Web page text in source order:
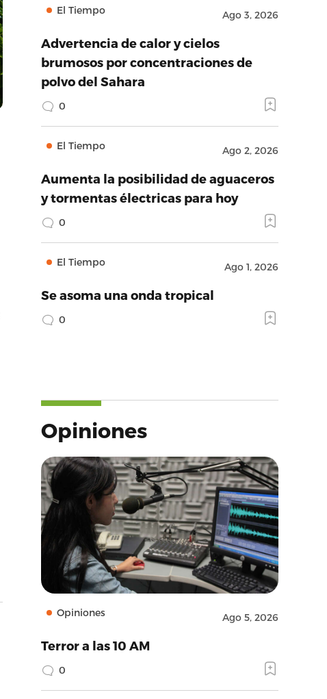
El Tiempo Ago 3, 2026
Advertencia de calor y cielos
brumosos por concentraciones de
polvo del Sahara
0
El Tiempo Ago 2, 2026
Aumenta la posibilidad de aguaceros
y tormentas électricas para hoy
0
El Tiempo Ago 1, 2026
Se asoma una onda tropical
0
Opiniones
Opiniones Ago 5, 2026
Terror a las 10 AM
0